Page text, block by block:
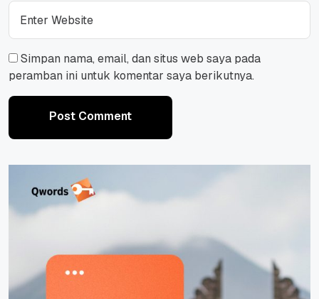
Simpan nama, email, dan situs web saya pada
peramban ini untuk komentar saya berikutnya.
Post Comment